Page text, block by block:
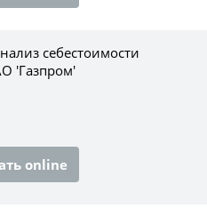
себестоимости
'Газпром'
online